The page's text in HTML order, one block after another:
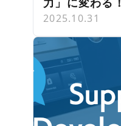
2025.10.31